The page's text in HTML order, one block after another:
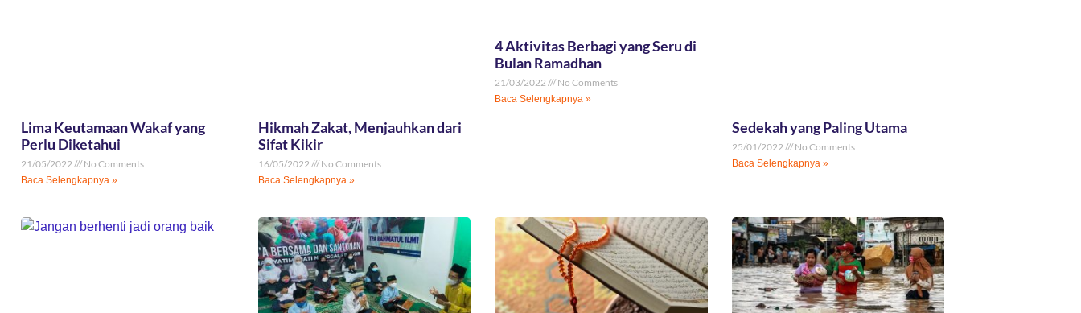
Lima Keutamaan Wakaf yang
Perlu Diketahui
21/05/2022 No Comments
Baca Selengkapnya »
Hikmah Zakat, Menjauhkan dari
Sifat Kikir
16/05/2022 No Comments
Baca Selengkapnya »
4 Aktivitas Berbagi yang Seru di
Bulan Ramadhan
21/03/2022 No Comments
Baca Selengkapnya »
Sedekah yang Paling Utama
25/01/2022 No Comments
Baca Selengkapnya »